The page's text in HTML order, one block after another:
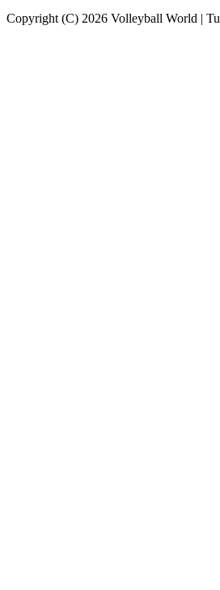
Copyright (C) 2026 Volleyball World |